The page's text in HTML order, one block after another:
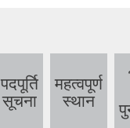
पदपूर्ति
सूचना
महत्वपूर्ण
स्थान